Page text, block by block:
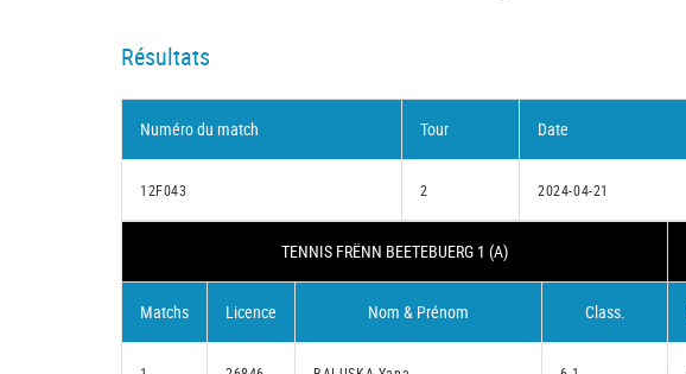
Résultats
Numéro du match Tour Date
12F043 2 2024-04-21
TENNIS FRËNN BEETEBUERG 1 (A)
Matchs Licence Nom & Prénom Class.